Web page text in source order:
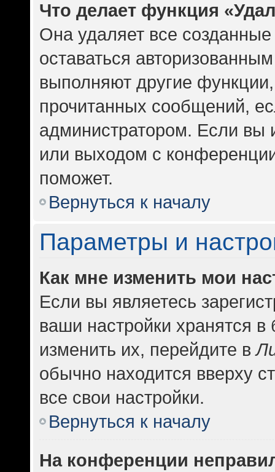
Что делает функция
Она удаляет все
оставаться
выполняют другие
прочитанных сообщений,
администратором. Если вы
или выходом с
поможет.
Вернуться к началу
Параметры и
Как мне изменить мои
Если вы являетесь
ваши настройки хранятся
изменить их, перейдите в
обычно находится вверху
все свои настройки.
Вернуться к началу
На конференции